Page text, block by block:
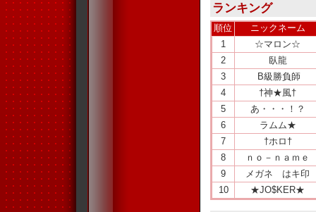
ランキング
順位
ニックネーム
1
☆マロン☆
2
臥龍
3
B級勝負師
4
†神★風†
5
あ・・・！？
6
ラムム★
7
†ホロ†
8
ｎｏ－ｎａｍｅ
9
メガネ はキ印
10
★JO$KER★